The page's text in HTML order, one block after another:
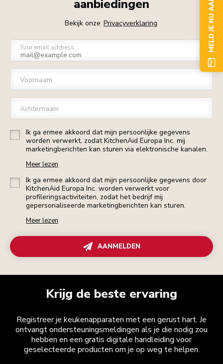
aanbiedingen
Bekijk onze Privacyverklaring
Your email address
Voornaam
Achternaam
Ik ga ermee akkoord dat mijn persoonlijke gegevens
worden verwerkt, zodat KitchenAid Europa Inc. mij
marketingberichten kan sturen via elektronische kanalen.
Meer lezen
Ik ga ermee akkoord dat mijn persoonlijke gegevens door
KitchenAid Europa Inc. worden verwerkt voor
profileringsactiviteiten, zodat het bedrijf mij
gepersonaliseerde marketingberichten kan sturen.
Meer lezen
AANMELDEN
Krijg de beste ervaring
Registreer je keukenapparaten met een gerust hart. Je
ontvangt ondersteuningsmeldingen als je die nodig zou
hebben en een gratis digitale handleiding voor
geselecteerde producten om je op weg te helpen.
MELD JE NU AAN